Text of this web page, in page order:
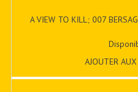
A VIEW TO KILL; 007
AJOUTER